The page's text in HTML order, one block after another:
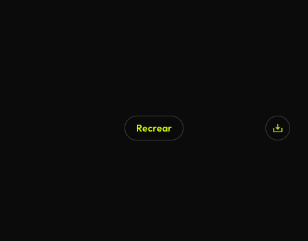
Recrear